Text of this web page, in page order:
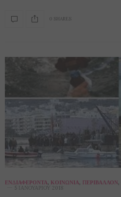
0 SHARES
ΕΝΔΙΑΦΈΡΟΝΤΑ, ΚΟΙΝΩΝΊΑ, ΠΕΡΙΒΆΛΛΟΝ,
5 ΙΑΝΟΥΑΡΊΟΥ 2018